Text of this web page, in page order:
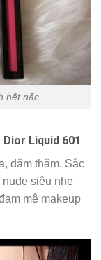
hết nấc
Liquid 601
đằm thắm. Sắc
nude siêu nhẹ
mê makeup